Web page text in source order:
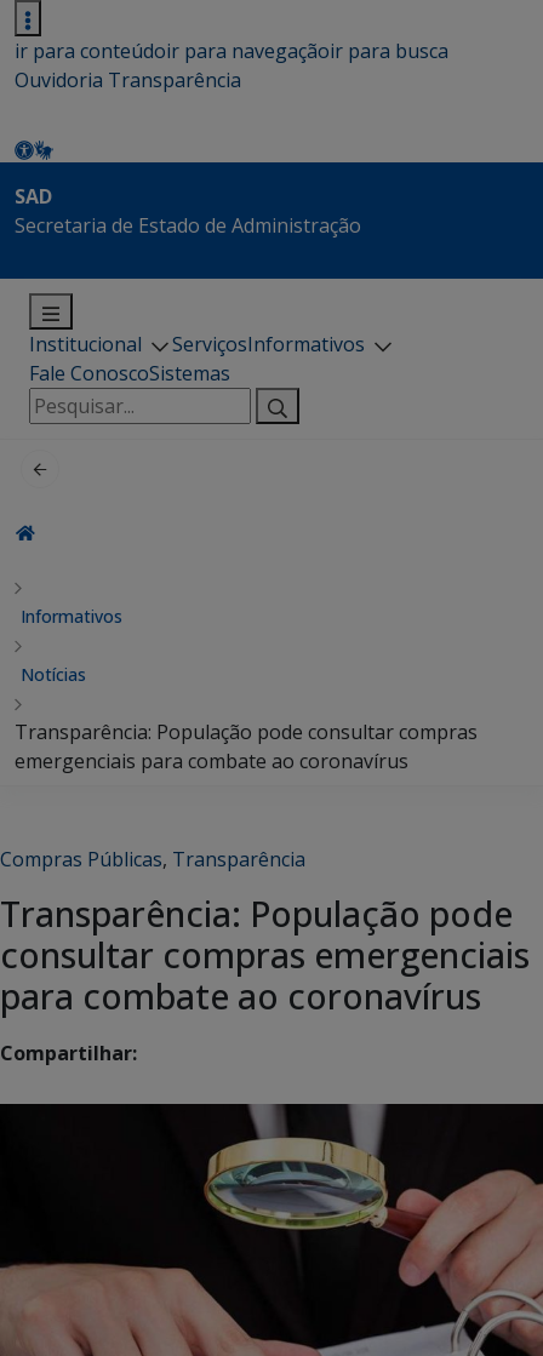
ir para conteúdoir para navegaçãoir para busca
Ouvidoria Transparência
SAD
Secretaria de Estado de Administração
Institucional ServiçosInformativos
Fale ConoscoSistemas
Pesquisar
por:
Informativos
Notícias
Transparência: População pode consultar compras
emergenciais para combate ao coronavírus
Compras Públicas, Transparência
Transparência: População pode
consultar compras emergenciais
para combate ao coronavírus
Compartilhar: